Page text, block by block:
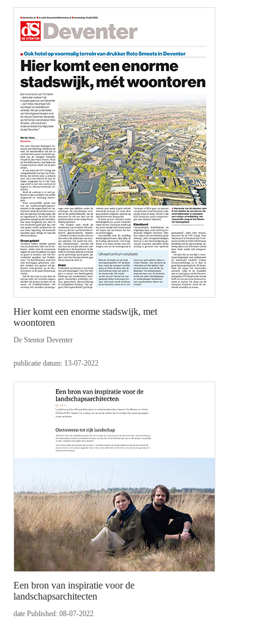
Hier komt een enorme stadswijk, met
woontoren
De Stentor Deventer
publicatie datum: 13-07-2022
Een bron van inspiratie voor de
landschapsarchitecten
date Published: 08-07-2022